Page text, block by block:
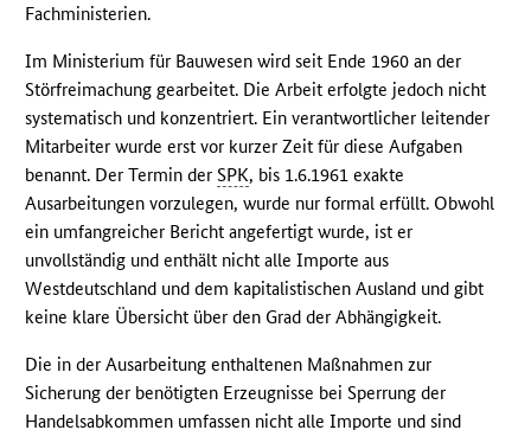
Fachministerien.
Im Ministerium für Bauwesen wird seit Ende 1960 an der
Störfreimachung gearbeitet. Die Arbeit erfolgte jedoch nicht
systematisch und konzentriert. Ein verantwortlicher leitender
Mitarbeiter wurde erst vor kurzer Zeit für diese Aufgaben
benannt. Der Termin derSPK, bis 1.6.1961 exakte
Ausarbeitungen vorzulegen, wurde nur formal erfüllt. Obwohl
ein umfangreicher Bericht angefertigt wurde, ist er
unvollständig und enthält nicht alle Importe aus
Westdeutschland und dem kapitalistischen Ausland und gibt
keine klare Übersicht über den Grad der Abhängigkeit.
Die in der Ausarbeitung enthaltenen Maßnahmen zur
Sicherung der benötigten Erzeugnisse bei Sperrung der
Handelsabkommen umfassen nicht alle Importe und sind